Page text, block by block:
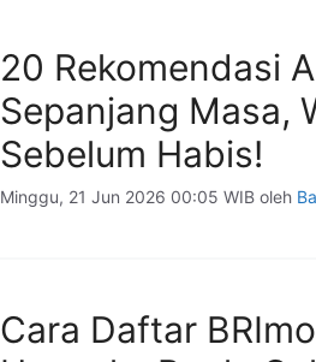
20 Rekomendasi
Sepanjang Masa,
Sebelum Habis!
Minggu, 21 Jun 2026 00:05 WIB oleh
Cara Daftar